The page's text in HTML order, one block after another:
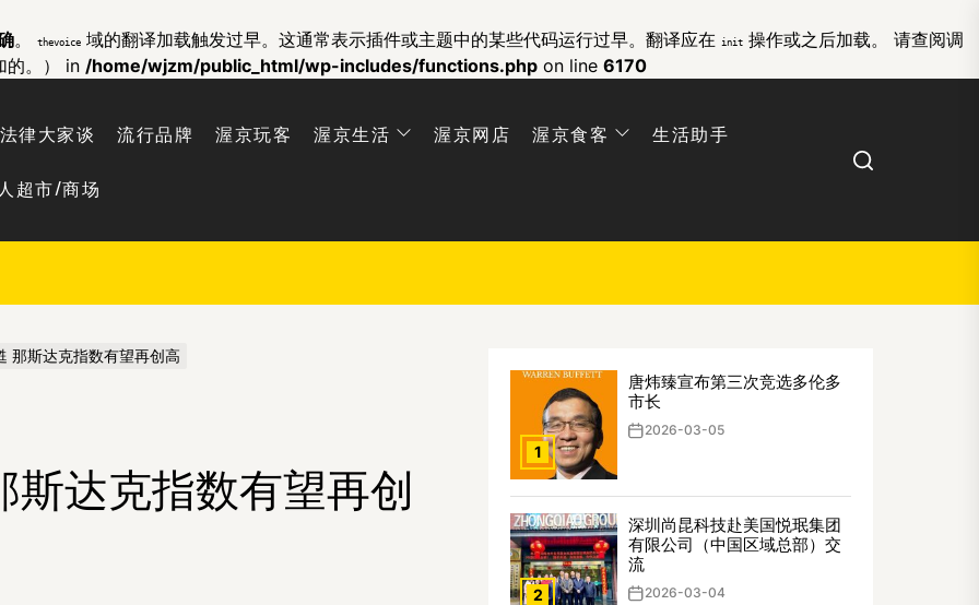
。 thevoice 域的翻译加载触发过早。这通常表示插件或主题中的某些代码运行过早。翻译应在 init 操作或之后加载。 请查阅调
的。） in /home/wjzm/public_html/wp-includes/functions.php on line 6170
法律大家谈 流行品牌 渥京玩客 渥京生活 渥京网店 渥京食客 生活助手
超市/商场
Search
那斯达克指数有望再创高
达克指数有望再创
1
唐炜臻宣布第三次竞选多伦多
市长
2026-03-05
2
深圳尚昆科技赴美国悦珉集团
有限公司（中国区域总部）交
流
2026-03-04